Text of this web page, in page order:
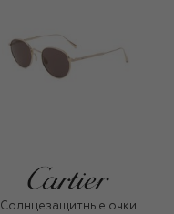
Солнцезащитные очки